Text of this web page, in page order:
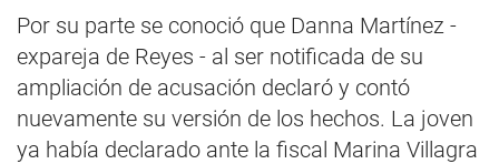
Por su parte se conoció que Danna Martínez -
expareja de Reyes - al ser notificada de su
ampliación de acusación declaró y contó
nuevamente su versión de los hechos. La joven
ya había declarado ante la fiscal Marina Villagra